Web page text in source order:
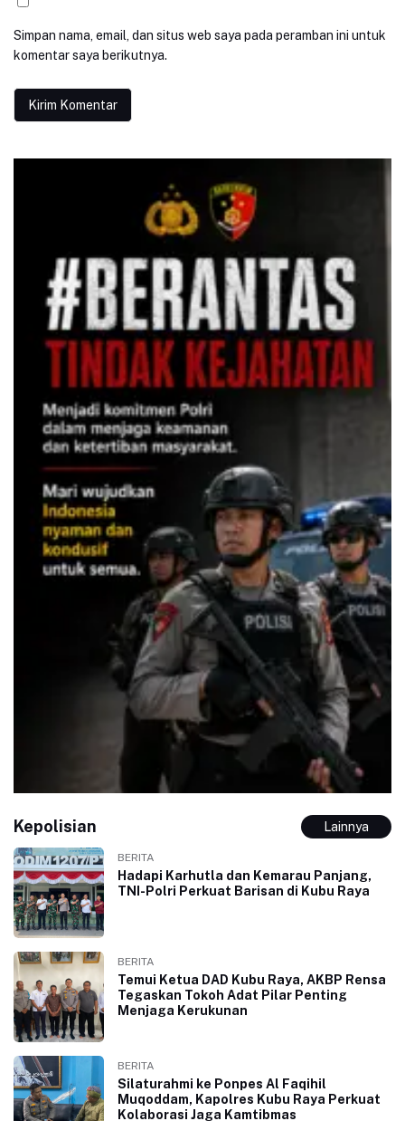
Simpan nama, email, dan situs web saya pada peramban ini untuk
komentar saya berikutnya.
Kepolisian Lainnya
BERITA
Hadapi Karhutla dan Kemarau Panjang,
TNI-Polri Perkuat Barisan di Kubu Raya
BERITA
Temui Ketua DAD Kubu Raya, AKBP Rensa
Tegaskan Tokoh Adat Pilar Penting
Menjaga Kerukunan
BERITA
Silaturahmi ke Ponpes Al Faqihil
Muqoddam, Kapolres Kubu Raya Perkuat
Kolaborasi Jaga Kamtibmas